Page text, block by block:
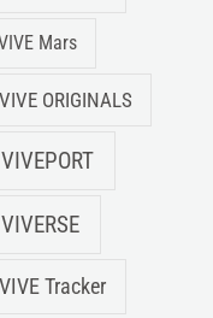
Mars
VIVE ORIGINALS
VIVEPORT
VIVERSE
VIVE Tracker